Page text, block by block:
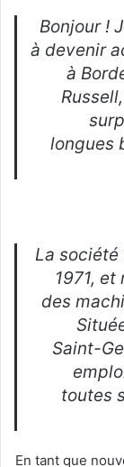
Bonjour !
à devenir
à
longues
La société
1971,
des
Saint-
toutes
En tant que